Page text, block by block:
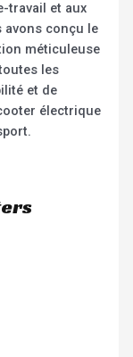
travail et aux
avons conçu le
méticuleuse
les
et de
électrique